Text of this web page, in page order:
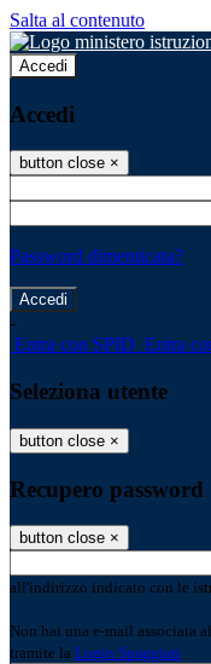
Salta al contenuto
Accedi
Accedi
button close ×
Password dimenticata?
-
Entra con SPID Entra
Seleziona utente
button close ×
Recupero password
button close ×
all'indirizzo indicato con le
Non hai una e-mail associata
tramite la Login Spaggiari